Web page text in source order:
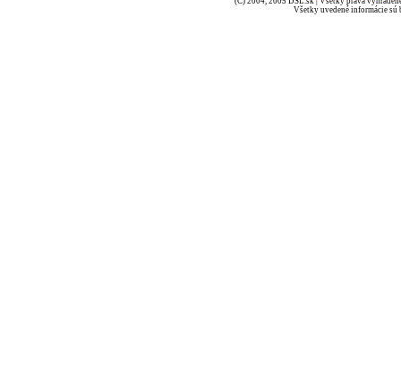
Všetky uvedené informácie sú